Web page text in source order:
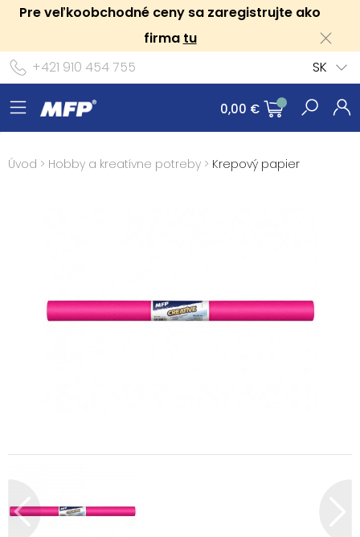
Pre veľkoobchodné ceny sa zaregistrujte ako
firma tu
+421 910 454 755
SK
0,00 €
Úvod > Hobby a kreatívne potreby > Krepový papier